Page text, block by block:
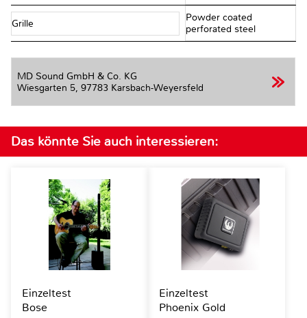
Grille
Powder coated
perforated steel
MD Sound GmbH & Co. KG
Wiesgarten 5, 97783 Karsbach-Weyersfeld
Das könnte Sie auch interessieren:
Einzeltest
Bose
Einzeltest
Phoenix Gold